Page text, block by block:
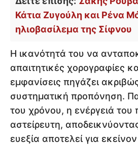
Κάτια Ζυγούλη και Ρένα
ηλιοβασίλεμα της Σίφνου
Η ικανότητά του να
απαιτητικές χορογραφίες
εμφανίσεις πηγάζει
συστηματική προπόνηση.
του χρόνου, η ενέργειά του
αστείρευτη,
ευεξία αποτελεί για